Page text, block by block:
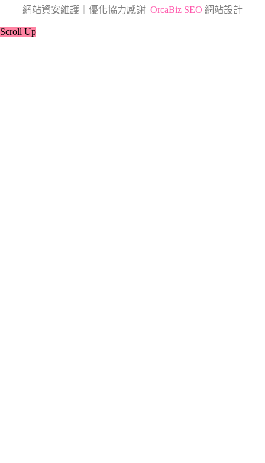
網站資安維護｜優化協力感謝 OrcaBiz SEO 網站設計
Scroll Up